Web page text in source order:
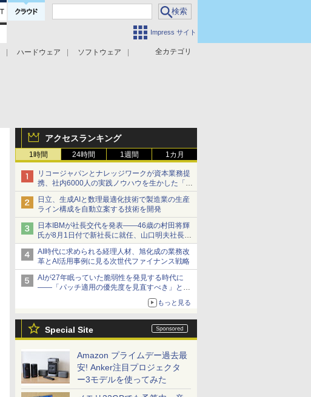
Impress サイト
全カテゴリ
ハードウェア
ソフトウェア
アクセスランキング
1時間 24時間 1週間 1カ月
リコージャパンとナレッジワークが資本業務提
携、社内6000人の実践ノウハウを生かした「AI
商談記録 for RICOH」を展開へ
日立、生成AIと数理最適化技術で製造業の生産
ライン構成を自動立案する技術を開発
日本IBMが社長交代を発表――46歳の村田将輝
氏が8月1日付で新社長に就任、山口明夫社長は
会長へ
AI時代に求められる経理人材、旭化成の業務改
革とAI活用事例に見る次世代ファイナンス戦略
AIが27年眠っていた脆弱性を発見する時代に
――「パッチ適用の優先度を見直すべき」とセ
もっと見る
Special Site
Amazon プライムデー過去最
安! Anker注目プロジェクタ
ー3モデルを使ってみた